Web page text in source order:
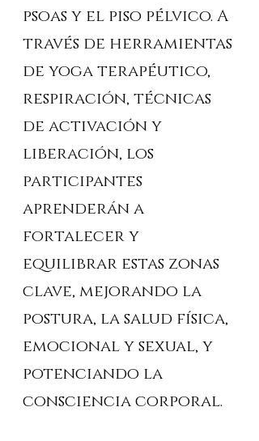
psoas y el piso pélvico. A
través de herramientas
de yoga terapéutico,
respiración, técnicas
de activación y
liberación, los
participantes
aprenderán a
fortalecer y
equilibrar estas zonas
clave, mejorando la
postura, la salud física,
emocional y sexual, y
potenciando la
consciencia corporal.